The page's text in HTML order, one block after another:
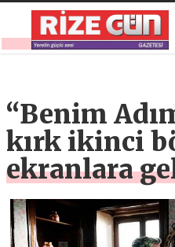
“Benim
kırk ikinci
ekranlara